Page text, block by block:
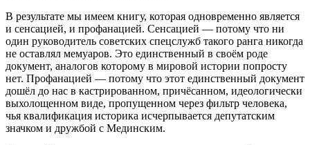
В результате мы имеем книгу, которая одновременно является
и сенсацией, и профанацией. Сенсацией — потому что ни
один руководитель советских спецслужб такого ранга никогда
не оставлял мемуаров. Это единственный в своём роде
документ, аналогов которому в мировой истории попросту
нет. Профанацией — потому что этот единственный документ
дошёл до нас в кастрированном, причёсанном, идеологически
выхолощенном виде, пропущенном через фильтр человека,
чья квалификация историка исчерпывается депутатским
значком и дружбой с Мединским.